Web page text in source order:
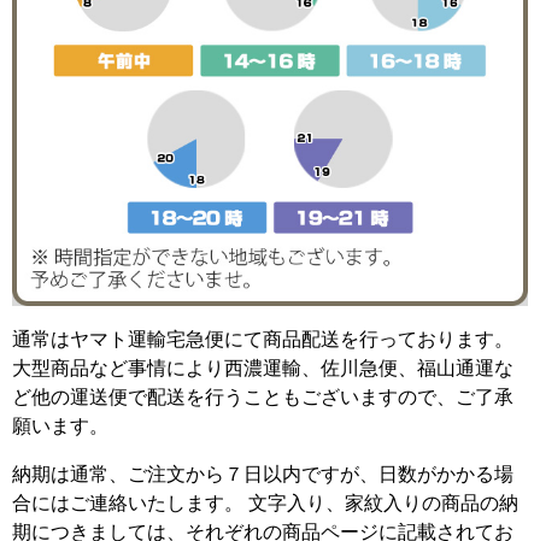
通常はヤマト運輸宅急便にて商品配送を行っております。
大型商品など事情により西濃運輸、佐川急便、福山通運な
ど他の運送便で配送を行うこともございますので、ご了承
願います。
納期は通常、ご注文から７日以内ですが、日数がかかる場
合にはご連絡いたします。 文字入り、家紋入りの商品の納
期につきましては、それぞれの商品ページに記載されてお